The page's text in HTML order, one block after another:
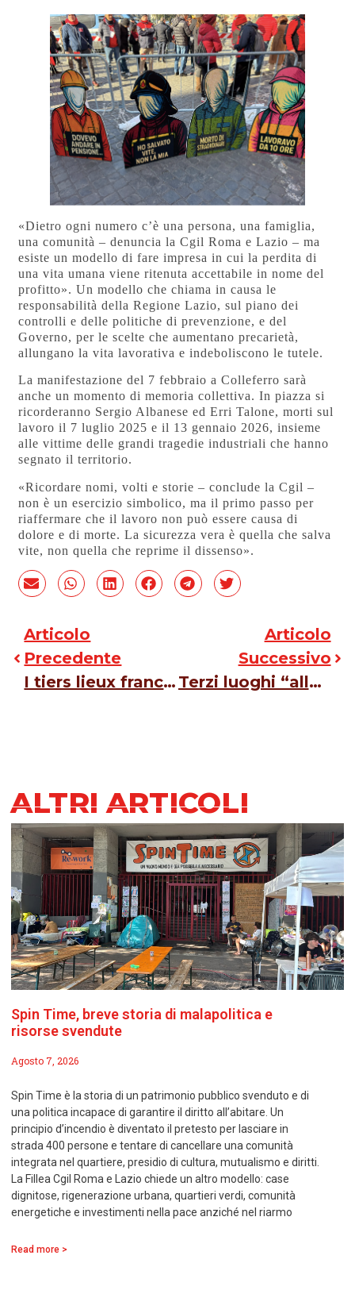
«Dietro ogni numero c’è una persona, una famiglia,
una comunità – denuncia la Cgil Roma e Lazio – ma
esiste un modello di fare impresa in cui la perdita di
una vita umana viene ritenuta accettabile in nome del
profitto». Un modello che chiama in causa le
responsabilità della Regione Lazio, sul piano dei
controlli e delle politiche di prevenzione, e del
Governo, per le scelte che aumentano precarietà,
allungano la vita lavorativa e indeboliscono le tutele.
La manifestazione del 7 febbraio a Colleferro sarà
anche un momento di memoria collettiva. In piazza si
ricorderanno Sergio Albanese ed Erri Talone, morti sul
lavoro il 7 luglio 2025 e il 13 gennaio 2026, insieme
alle vittime delle grandi tragedie industriali che hanno
segnato il territorio.
«Ricordare nomi, volti e storie – conclude la Cgil –
non è un esercizio simbolico, ma il primo passo per
riaffermare che il lavoro non può essere causa di
dolore e di morte. La sicurezza vera è quella che salva
vite, non quella che reprime il dissenso».
Articolo
Precedente
I tiers lieux francesi: quando la rigenerazione urbana si costruisce attraverso laboratori sociali e progetti di comunità
Articolo
Successivo
Terzi luoghi “alla romana”: esempi di rigenerazione partecipata nella Capitale. I casi di Fusolab e del Cinema Troisi
ALTRI ARTICOLI
Spin Time, breve storia di malapolitica e
risorse svendute
Agosto 7, 2026
Spin Time è la storia di un patrimonio pubblico svenduto e di
una politica incapace di garantire il diritto all’abitare. Un
principio d’incendio è diventato il pretesto per lasciare in
strada 400 persone e tentare di cancellare una comunità
integrata nel quartiere, presidio di cultura, mutualismo e diritti.
La Fillea Cgil Roma e Lazio chiede un altro modello: case
dignitose, rigenerazione urbana, quartieri verdi, comunità
energetiche e investimenti nella pace anziché nel riarmo
Read more >